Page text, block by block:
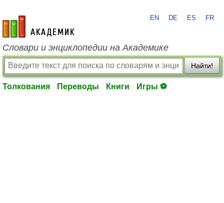
academic.ru
EN DE ES FR
Словари и энциклопедии на Академике
Найти!
Толкования Переводы Книги Игры ⚽